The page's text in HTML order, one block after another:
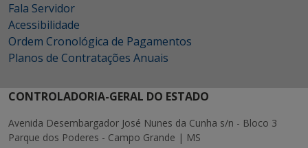
Fala Servidor
Acessibilidade
Ordem Cronológica de Pagamentos
Planos de Contratações Anuais
CONTROLADORIA-GERAL DO ESTADO
Avenida Desembargador José Nunes da Cunha s/n - Bloco 3
Parque dos Poderes - Campo Grande | MS